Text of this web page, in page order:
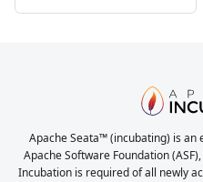
Apache Seata™ (incubating) is
Apache Software Foundation
Incubation is required of all newly